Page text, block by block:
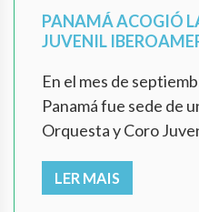
PANAMÁ ACOGIÓ
JUVENIL
En el mes de
Panamá fue sede de
Orquesta y Coro
LER MAIS